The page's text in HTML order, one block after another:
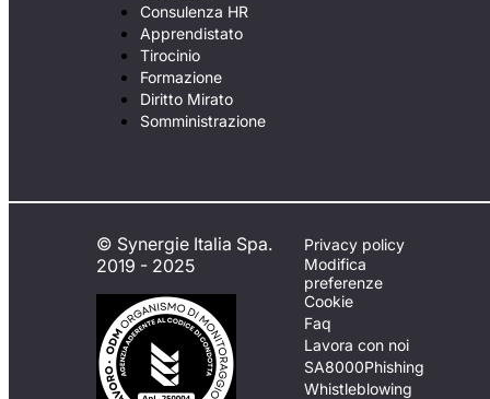
Consulenza HR
Apprendistato
Tirocinio
Formazione
Diritto Mirato
Somministrazione
© Synergie Italia Spa.
2019 - 2025
Privacy policy
Modifica
preferenze
Cookie
Faq
Lavora con noi
SA8000Phishing
Whistleblowing